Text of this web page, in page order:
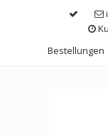
Bestellungen